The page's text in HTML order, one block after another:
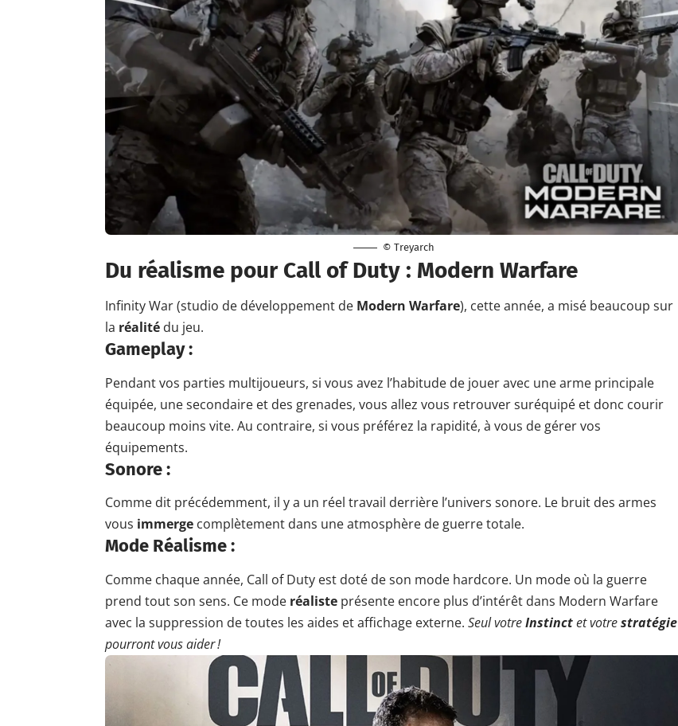
© Treyarch
Du réalisme pour Call of Duty : Modern Warfare
Infinity War (studio de développement de Modern Warfare), cette année, a misé beaucoup sur
la réalité du jeu.
Gameplay :
Pendant vos parties multijoueurs, si vous avez l’habitude de jouer avec une arme principale
équipée, une secondaire et des grenades, vous allez vous retrouver suréquipé et donc courir
beaucoup moins vite. Au contraire, si vous préférez la rapidité, à vous de gérer vos
équipements.
Sonore :
Comme dit précédemment, il y a un réel travail derrière l’univers sonore. Le bruit des armes
vous immerge complètement dans une atmosphère de guerre totale.
Mode Réalisme :
Comme chaque année, Call of Duty est doté de son mode hardcore. Un mode où la guerre
prend tout son sens. Ce mode réaliste présente encore plus d’intérêt dans Modern Warfare
avec la suppression de toutes les aides et affichage externe. Seul votreInstinctet votrestratégie
pourront vous aider !